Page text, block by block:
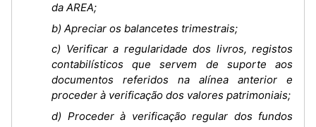
da AREA;
b) Apreciar os balancetes trimestrais;
c) Verificar a regularidade dos livros, registos
contabilísticos que servem de suporte aos
documentos referidos na alínea anterior e
proceder à verificação dos valores patrimoniais;
d) Proceder à verificação regular dos fundos